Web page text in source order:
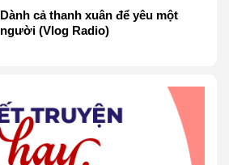
Dành cả thanh xuân để yêu một
người (Vlog Radio)